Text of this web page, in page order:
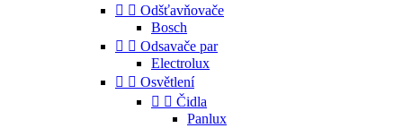
  Odšťavňovače
Bosch
  Odsavače par
Electrolux
  Osvětlení
  Čidla
Panlux